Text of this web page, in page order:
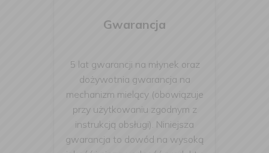
Gwarancja
5 lat gwarancji na młynek oraz
dożywotnia gwarancja na
mechanizm mielący (obowiązuje
przy użytkowaniu zgodnym z
instrukcją obsługi). Niniejsza
gwarancja to dowód na wysoką